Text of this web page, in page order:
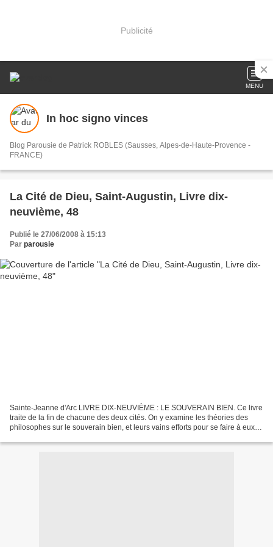
Publicité
MENU
In hoc signo vinces
Blog Parousie de Patrick ROBLES (Sausses, Alpes-de-Haute-Provence -
FRANCE)
La Cité de Dieu, Saint-Augustin, Livre dix-
neuvième, 48
Publié le 27/06/2008 à 15:13
Par parousie
Sainte-Jeanne d'Arc LIVRE DIX-NEUVIÈME : LE SOUVERAIN BIEN. Ce livre
traite de la fin de chacune des deux cités. On y examine les théories des
philosophes sur le souverain bien, et leurs vains efforts pour se faire à eux-